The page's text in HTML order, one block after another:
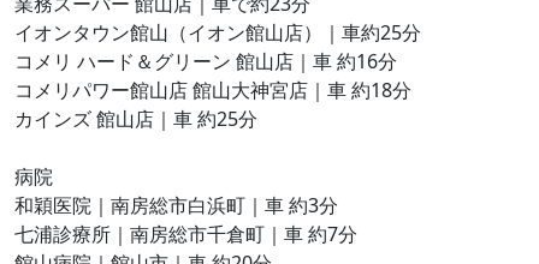
イオンタウン館山（イオン館山店）｜車約25分
コメリ ハード＆グリーン 館山店｜車 約16分
コメリパワー館山店 館山大神宮店｜車 約18分
カインズ 館山店｜車 約25分
病院
和穎医院｜南房総市白浜町｜車 約3分
七浦診療所｜南房総市千倉町｜車 約7分